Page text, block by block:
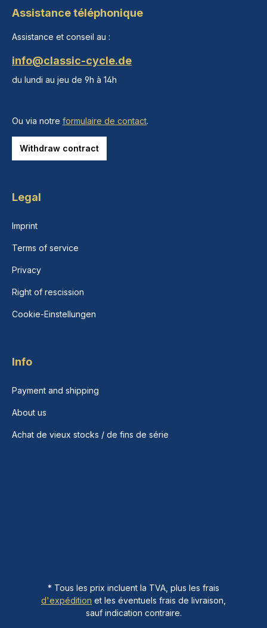
Assistance téléphonique
Assistance et conseil au :
info@classic-cycle.de
du lundi au jeu de 9h à 14h
Ou via notre formulaire de contact.
Withdraw contract
Legal
Imprint
Terms of service
Privacy
Right of rescission
Cookie-Einstellungen
Info
Payment and shipping
About us
Achat de vieux stocks / de fins de série
* Tous les prix incluent la TVA, plus les frais
d'expédition et les éventuels frais de livraison,
sauf indication contraire.